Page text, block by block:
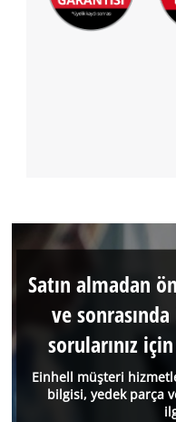
Einhell müşteri
bilgisi, yedek parça
Satın almadan
ve
sorularınız